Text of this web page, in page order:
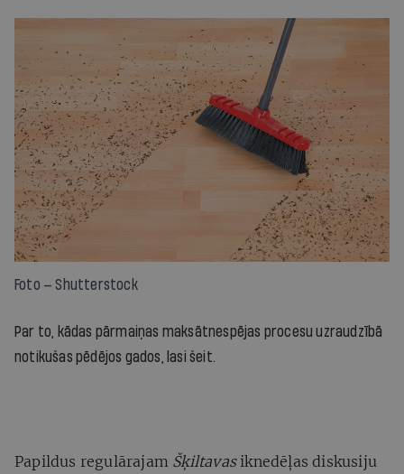
Foto — Shutterstock
Par to, kādas pārmaiņas maksātnespējas procesu uzraudzībā
notikušas pēdējos gados, lasi šeit.
Papildus regulārajam Šķiltavasiknedēļas diskusiju